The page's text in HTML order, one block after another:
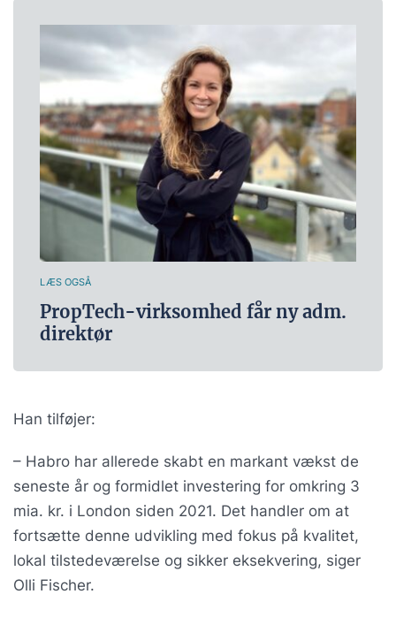
LÆS OGSÅ
PropTech-virksomhed får ny adm.
direktør
Han tilføjer:
– Habro har allerede skabt en markant vækst de
seneste år og formidlet investering for omkring 3
mia. kr. i London siden 2021. Det handler om at
fortsætte denne udvikling med fokus på kvalitet,
lokal tilstedeværelse og sikker eksekvering, siger
Olli Fischer.